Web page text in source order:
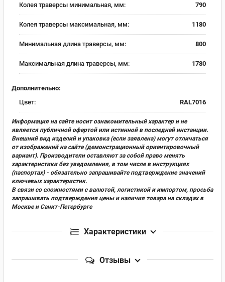
Колея траверсы минимальная, мм: 790
Колея траверсы максимальная, мм: 1180
Минимальная длина траверсы, мм: 800
Максимальная длина траверсы, мм: 1780
Дополнительно:
Цвет:
RAL7016
Информация на сайте носит ознакомительный характер и не
является публичной офертой или истинной в последней инстанции.
Внешний вид изделий и упаковка (если заявлена) могут отличаться
от изображений на сайте (демонстрационный ориентировочный
вариант). Производители оставляют за собой право менять
характеристики без уведомления, в том числе в инструкциях
(паспортах) - обязательно запрашивайте подтверждение значений
ключевых характеристик.
В связи со сложностями с валютой, логистикой и импортом, просьба
запрашивать подтверждения цены и наличия товара на складах в
Москве и Санкт-Петербурге
Характеристики
Отзывы